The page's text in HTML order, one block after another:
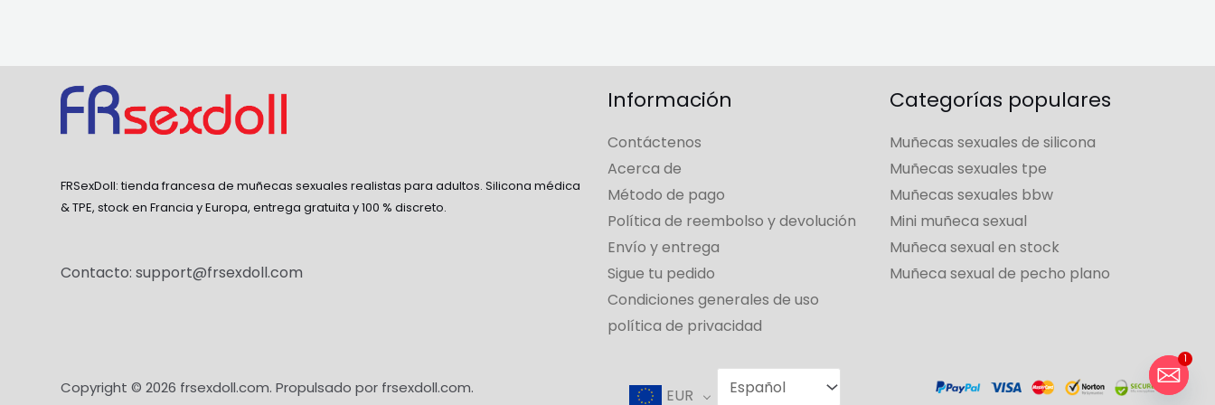
FRSexDoll: tienda francesa de muñecas sexuales realistas para adultos. Silicona médica
& TPE, stock en Francia y Europa, entrega gratuita y 100 % discreto.
Contacto:support@frsexdoll.com
Información
Contáctenos
Acerca de
Método de pago
Política de reembolso y devolución
Envío y entrega
Sigue tu pedido
Condiciones generales de uso
política de privacidad
Categorías populares
Muñecas sexuales de silicona
Muñecas sexuales tpe
Muñecas sexuales bbw
Mini muñeca sexual
Muñeca sexual en stock
Muñeca sexual de pecho plano
Copyright © 2026 frsexdoll.com. Propulsado por frsexdoll.com. EUR
1